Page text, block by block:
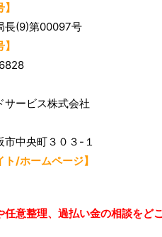
長(9)第00097号
サービス株式会社
市中央町３０３-１
ト/ホームページ】
任意整理、過払い金の相談をど